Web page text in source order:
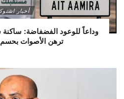
أخبار
وداعاً للوعود الفضفاضة:
ترهن الأصوات بحسم